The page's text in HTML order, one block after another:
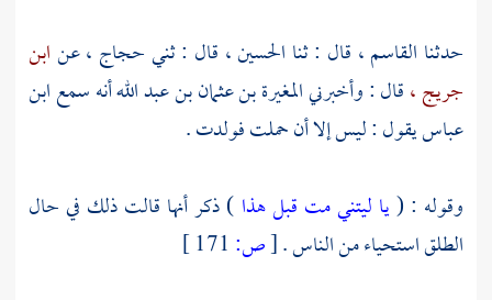
حدثنا القاسم ، قال : ثنا الحسين ، قال : ثنيحجاج ،عنابن
جريج ،قال : وأخبرنيالمغيرة بن عثمان بن عبد اللهأنه سمعابن
عباسيقول : ليس إلا أن حملت فولدت .
وقوله : (يا ليتني مت قبل هذا ) ذكر أنها قالت ذلك في حال
الطلق استحياء من الناس .[ص: